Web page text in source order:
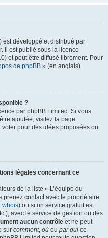
développé et distribué par
Il est publié sous la licence
et peut être diffusé librement. Pour
de phpBB » (en anglais).
?
par phpBB Limited. Si vous
ajoutée, visitez la page
pour des idées proposées ou
légales concernant ce
de la liste « L’équipe du
prenez contact avec le propriétaire
whois) ou si un service gratuit est
avec le service de gestion ou des
aucun contrôle et ne peut
sur comment, où ou par qui ce